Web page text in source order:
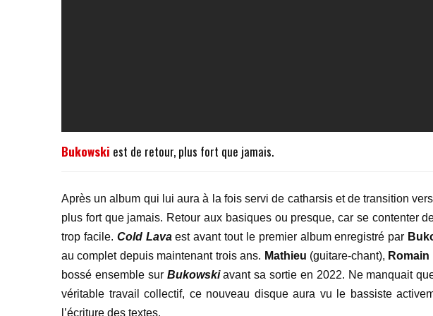
Bukowski est de retour, plus fort que jamais.
Après un album qui lui aura à la fois servi de catharsis et de transition
plus fort que jamais. Retour aux basiques ou presque, car se contenter
trop facile. Cold Lavaest avant tout le premier album enregistré par
au complet depuis maintenant trois ans. Mathieu (guitare-chant), Romain
bossé ensemble sur Bukowskiavant sa sortie en 2022. Ne manquait
véritable travail collectif, ce nouveau disque aura vu le bassiste
l’écriture des textes.